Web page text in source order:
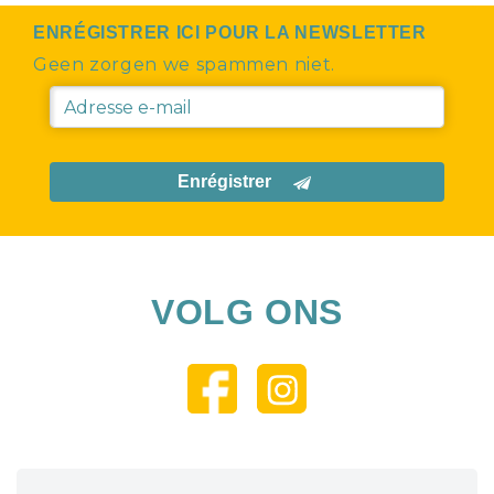
ENRÉGISTRER ICI POUR LA NEWSLETTER
Geen zorgen we spammen niet.
Enrégistrer
VOLG ONS